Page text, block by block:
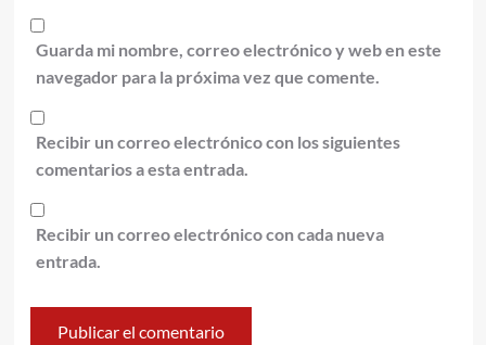
Guarda mi nombre, correo electrónico y web en este
navegador para la próxima vez que comente.
Recibir un correo electrónico con los siguientes
comentarios a esta entrada.
Recibir un correo electrónico con cada nueva
entrada.